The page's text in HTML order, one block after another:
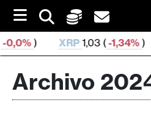
i
p
t
1,03 ( -1,34%) SOL73,41 (
Archivo